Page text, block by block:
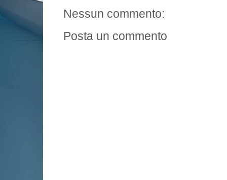
Nessun commento:
Posta un commento